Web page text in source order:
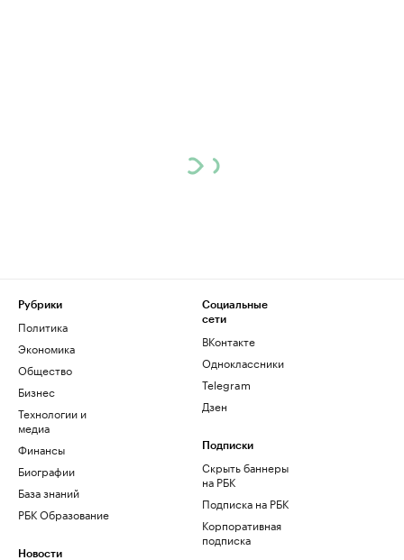
Рубрики
Политика
Экономика
Общество
Бизнес
Технологии и
медиа
Финансы
Биографии
База знаний
РБК Образование
Новости
Социальные
сети
ВКонтакте
Одноклассники
Telegram
Дзен
Подписки
Скрыть баннеры
на РБК
Подписка на РБК
Корпоративная
подписка